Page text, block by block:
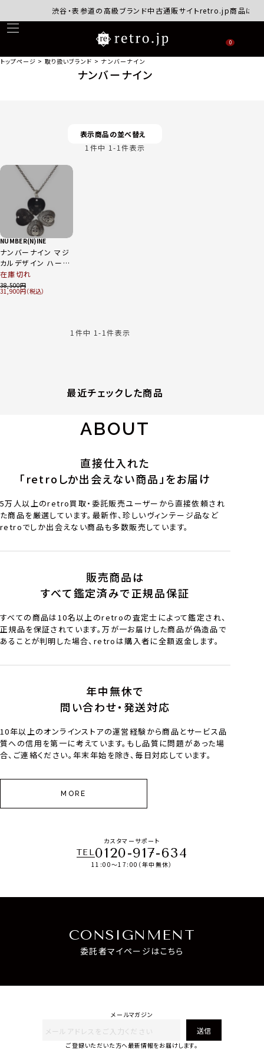
渋谷・表参道の高級ブランド中古通販サイトretro.jp商品はす
0
トップページ 取り扱いブランド ナンバーナイン
ナンバーナイン
表示商品の並べ替え
1 件中 1-1件表示
NUMBER(N)INE
ナンバーナイン マジ
カルデザイン ハート
スカル 涙チェーン ネ
ックレス ペンダント
アクセサリー SV925
在庫切れ
38,500
31,900
1 件中 1-1件表示
最近チェックした商品
ABOUT
直接仕入れた
「retroしか出会えない商品」をお届け
5万人以上のretro買取・委託販売ユーザーから直接依頼され
た商品を厳選しています。最新作、珍しいヴィンテージ品など
retroでしか出会えない商品も多数販売しています。
販売商品は
すべて鑑定済みで正規品保証
すべての商品は10名以上のretroの査定士によって鑑定され、
正規品を保証されています。万が一お届けした商品が偽造品で
あることが判明した場合、retroは購入者に全額返金します。
年中無休で
問い合わせ・発送対応
10年以上のオンラインストアの運営経験から商品とサービス品
質への信用を第一に考えています。もし品質に問題があった場
合、ご連絡ください。年末年始を除き、毎日対応しています。
MORE
カスタマーサポート
TEL0120-917-634
11:00～17:00（年中無休）
CONSIGNMENT
委託者マイページはこちら
メールマガジン
送信
ご登録いただいた方へ最新情報をお届けします。